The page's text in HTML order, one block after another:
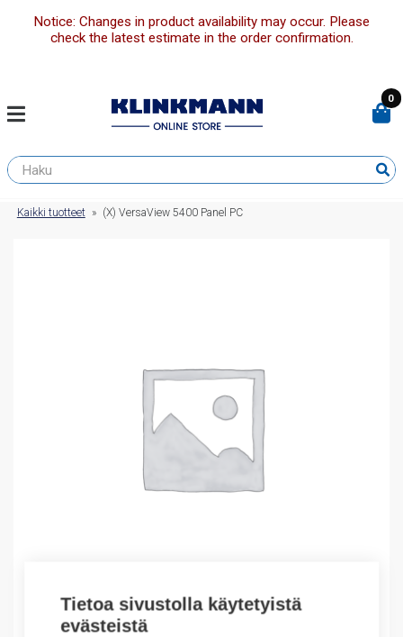
Tietoa sivustolla käytetyistä
evästeistä
Notice: Changes in product availability may occur. Please
check the latest estimate in the order confirmation.
0
Kaikki tuotteet » (X) VersaView 5400 Panel PC
Outlet – Erikoishinnat